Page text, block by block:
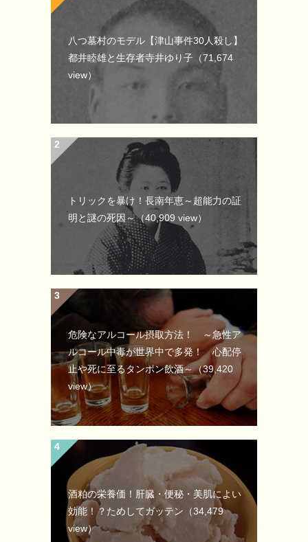
八つ墓村のモデル【津山事件30人殺し】
都井睦雄と生存者寺井ゆり子 （71,674
view）
トリックを暴け！長南年恵～超能力の証
明と謎の死因～（40,909 view）
危険なアルコール摂取方法！ ～急性ア
ルコール中毒が世界中で多発！ 心配停
止や死に至るタンポン飲酒～（39,420
view）
酒粕の栄養価！肝臓・便秘・美肌によい
効能！？ためしてガッテン （34,479
view）